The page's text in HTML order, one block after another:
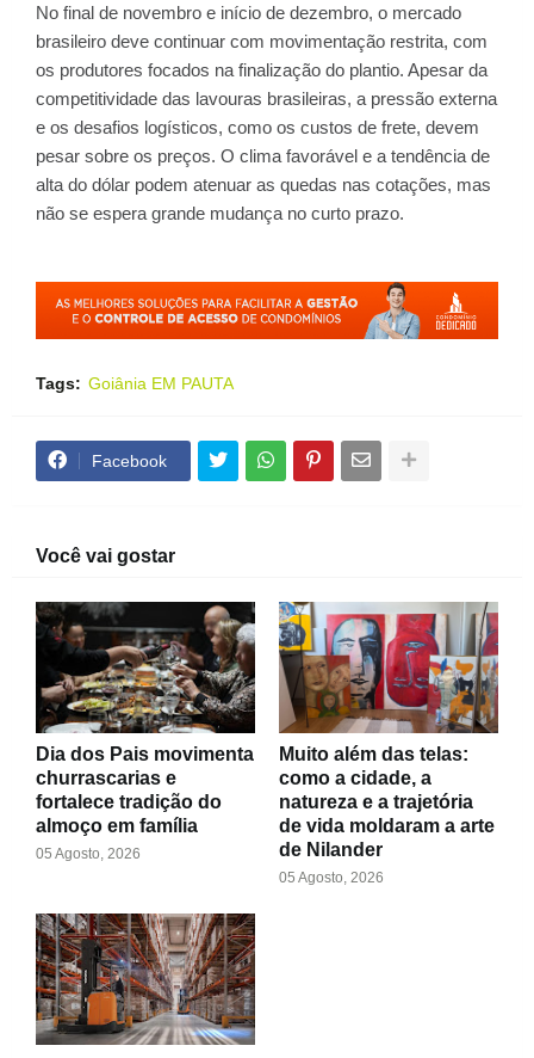
No final de novembro e início de dezembro, o mercado
brasileiro deve continuar com movimentação restrita, com
os produtores focados na finalização do plantio. Apesar da
competitividade das lavouras brasileiras, a pressão externa
e os desafios logísticos, como os custos de frete, devem
pesar sobre os preços. O clima favorável e a tendência de
alta do dólar podem atenuar as quedas nas cotações, mas
não se espera grande mudança no curto prazo.
Tags: Goiânia EM PAUTA
Facebook
Você vai gostar
Dia dos Pais movimenta
churrascarias e
fortalece tradição do
almoço em família
05 Agosto, 2026
Muito além das telas:
como a cidade, a
natureza e a trajetória
de vida moldaram a arte
de Nilander
05 Agosto, 2026